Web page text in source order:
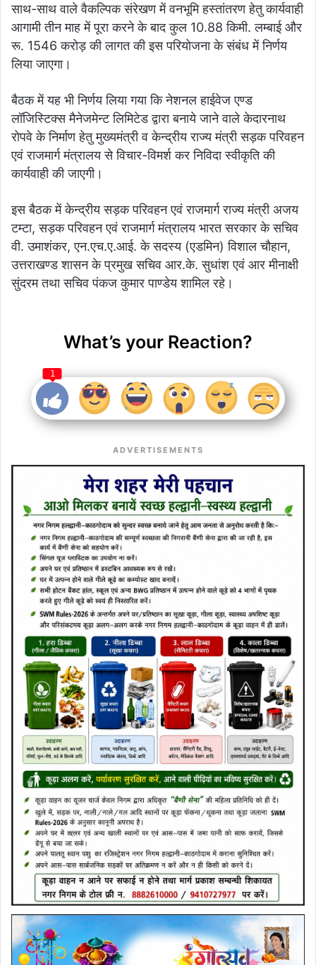
साथ-साथ वाले वैकल्पिक संरेखण में वनभूमि हस्तांतरण हेतु कार्यवाही
आगामी तीन माह में पूरा करने के बाद कुल 10.88 किमी. लम्बाई और
रू. 1546 करोड़ की लागत की इस परियोजना के संबंध में निर्णय
लिया जाएगा।
बैठक में यह भी निर्णय लिया गया कि नेशनल हाईवेज एण्ड
लॉजिस्टिक्स मैनेजमेन्ट लिमिटेड द्वारा बनाये जाने वाले केदारनाथ
रोपवे के निर्माण हेतु मुख्यमंत्री व केन्द्रीय राज्य मंत्री सड़क परिवहन
एवं राजमार्ग मंत्रालय से विचार-विमर्श कर निविदा स्वीकृति की
कार्यवाही की जाएगी।
इस बैठक में केन्द्रीय सड़क परिवहन एवं राजमार्ग राज्य मंत्री अजय
टम्टा, सड़क परिवहन एवं राजमार्ग मंत्रालय भारत सरकार के सचिव
वी. उमाशंकर, एन.एच.ए.आई. के सदस्य (एडमिन) विशाल चौहान,
उत्तराखण्ड शासन के प्रमुख सचिव आर.के. सुधांश एवं आर मीनाक्षी
सुंदरम तथा सचिव पंकज कुमार पाण्डेय शामिल रहे।
What’s your Reaction?
1
ADVERTISEMENTS